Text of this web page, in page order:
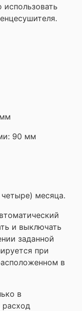
90 мм
месяца.
и выключать
заданной
при
в
в
расход